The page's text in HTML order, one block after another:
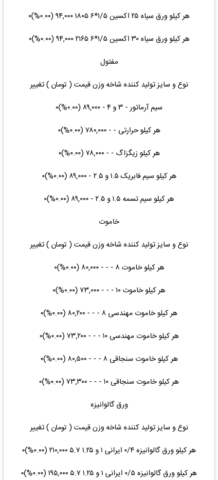
هر کیلو ورق سیاه ۲۵ اکسین ۱/۵*۶ ۱۸۰۵ ۹۴,۰۰۰ (۰.۰۰%)۰
هر کیلو ورق سیاه ۳۰ اکسین ۱/۵*۶ ۲۱۶۵ ۹۴,۰۰۰ (۰.۰۰%)۰
مفتول
نوع و سایز تولید کننده شاخه وزن قیمت ( تومان ) تغییر
سیم آرماتور - ۳ و ۴ - ۸۹,۰۰۰ (۰.۰۰%)۰
هر کیلو حرارتی - - ۷۸۰,۰۰۰ (۰.۰۰%)۰
هر کیلو زیگزاگ - - ۷۸,۰۰۰ (۰.۰۰%)۰
هر کیلو سیم فابریک ۱.۵ و ۲.۵ - ۸۹,۰۰۰ (۰.۰۰%)۰
هر کیلو سیم تسمه ۱.۵ و ۲.۵ - ۸۹,۰۰۰ (۰.۰۰%)۰
خاموت
نوع و سایز تولید کننده شاخه وزن قیمت ( تومان ) تغییر
هر کیلو خاموت ۸ - - - ۸۰,۰۰۰ (۰.۰۰%)۰
هر کیلو خاموت ۱۰ - - - ۷۳,۰۰۰ (۰.۰۰%)۰
هر کیلو خاموت مهندسی ۸ - - - ۸۰,۲۰۰ (۰.۰۰%)۰
هر کیلو خاموت مهندسی ۱۰ - - - ۷۳,۲۰۰ (۰.۰۰%)۰
هر کیلو خاموت سنجاقی ۸ - - - ۸۰,۵۰۰ (۰.۰۰%)۰
هر کیلو خاموت سنجاقی ۱۰ - - - ۷۳,۳۰۰ (۰.۰۰%)۰
ورق گالوانیزه
نوع و سایز تولید کننده شاخه وزن قیمت ( تومان ) تغییر
هر کیلو ورق گالوانیزه ۰/۴ ایرانی ۱ و ۱.۲۵ ۵.۷ ۲۱۰,۰۰۰ (۰.۰۰%)۰
هر کیلو ورق گالوانیزه ۰/۵ ایرانی ۱ و ۱.۲۵ ۵.۷ ۱۹۵,۰۰۰ (۰.۰۰%)۰